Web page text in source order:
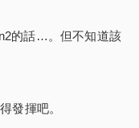
的話…。但不知道該
發揮吧。